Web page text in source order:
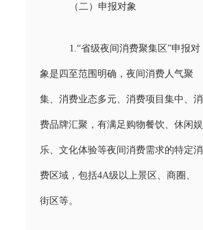
（二）申报对象
1.“省级夜间消费聚集区”申报对
象是四至范围明确，夜间消费人气聚
集、消费业态多元、消费项目集中、消
费品牌汇聚，有满足购物餐饮、休闲娱
乐、文化体验等夜间消费需求的特定消
费区域，包括4A级以上景区、商圈、
街区等。